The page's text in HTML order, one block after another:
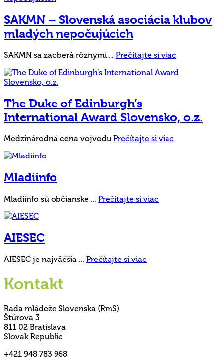
SAKMN – Slovenská asociácia klubov
mladých nepočujúcich
SAKMN sa zaoberá rôznymi ... Prečítajte si viac
The Duke of Edinburgh’s
International Award Slovensko, o.z.
Medzinárodná cena vojvodu Prečítajte si viac
Mladiinfo
Mladíinfo sú občianske ... Prečítajte si viac
AIESEC
AIESEC je najväčšia ... Prečítajte si viac
Kontakt
Rada mládeže Slovenska (RmS)
Štúrova 3
811 02 Bratislava
Slovak Republic
+421 948 783 968